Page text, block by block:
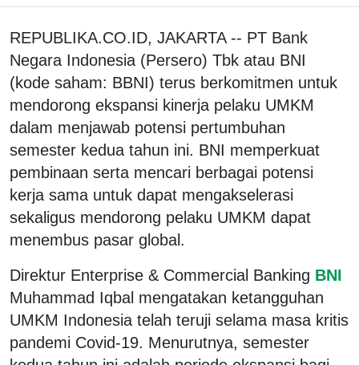
REPUBLIKA.CO.ID, JAKARTA -- PT Bank
Negara Indonesia (Persero) Tbk atau BNI
(kode saham: BBNI) terus berkomitmen untuk
mendorong ekspansi kinerja pelaku UMKM
dalam menjawab potensi pertumbuhan
semester kedua tahun ini. BNI memperkuat
pembinaan serta mencari berbagai potensi
kerja sama untuk dapat mengakselerasi
sekaligus mendorong pelaku UMKM dapat
menembus pasar global.
Direktur Enterprise & Commercial Banking BNI
Muhammad Iqbal mengatakan ketangguhan
UMKM Indonesia telah teruji selama masa kritis
pandemi Covid-19. Menurutnya, semester